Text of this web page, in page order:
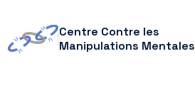
Centre Contre les
Manipulations Mentales